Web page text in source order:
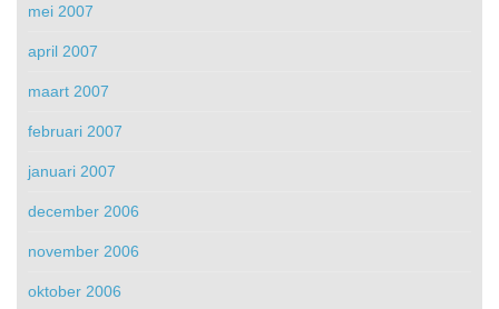
mei 2007
april 2007
maart 2007
februari 2007
januari 2007
december 2006
november 2006
oktober 2006